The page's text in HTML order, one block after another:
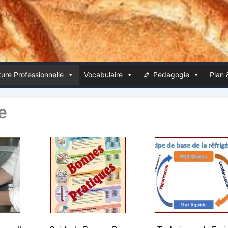
Pro­fes­sion­nelle Voca­bu­laire Péda­go­gie Plan